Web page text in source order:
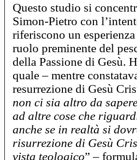
Questo studio si
Simon-Pietro con
riferiscono un
ruolo preminente del
della Passione di Gesù.
quale – mentre
resurrezione di Gesù
non ci sia altro da
ad altre cose che
anche se in realtà si
risurrezione di Gesù
vista teologico” –